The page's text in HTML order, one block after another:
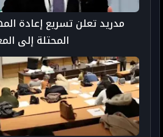
مدريد تعلن تسريع إعادة
المحتلة إلى